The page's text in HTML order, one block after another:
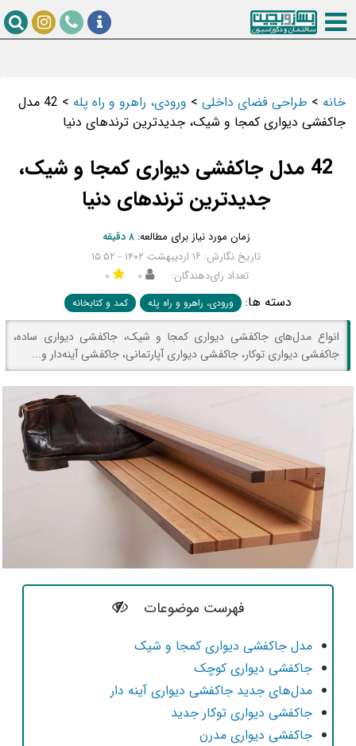
خانه>طراحی فضای داخلی>ورودی، راهرو و راه پله>
42 مدل
جاکفشی دیواری کمجا و شیک، جدیدترین ترندهای دنیا
42 مدل جاکفشی دیواری کمجا و شیک،
جدیدترین ترندهای دنیا
زمان مورد نیاز برای مطالعه:۸ دقیقه
تاریخ نگارش: ۱۶ اردیبهشت ۱۴۰۲ - ۱۵:۵۲
تعداد رای‌دهندگان:
۰ ۰
دسته ها: ورودی، راهرو و راه پله کمد و کتابخانه
انواع مدل‌های جاکفشی دیواری کمجا و شیک، جاکفشی دیواری ساده،
جاکفشی دیواری توکار، جاکفشی دیواری آپارتمانی، جاکفشی آینه‌دار و...
فهرست موضوعات
مدل جاکفشی دیواری کمجا و شیک
جاکفشی دیواری کوچک
مدل‌های جدید جاکفشی دیواری آینه دار
جاکفشی دیواری توکار جدید
جاکفشی دیواری مدرن